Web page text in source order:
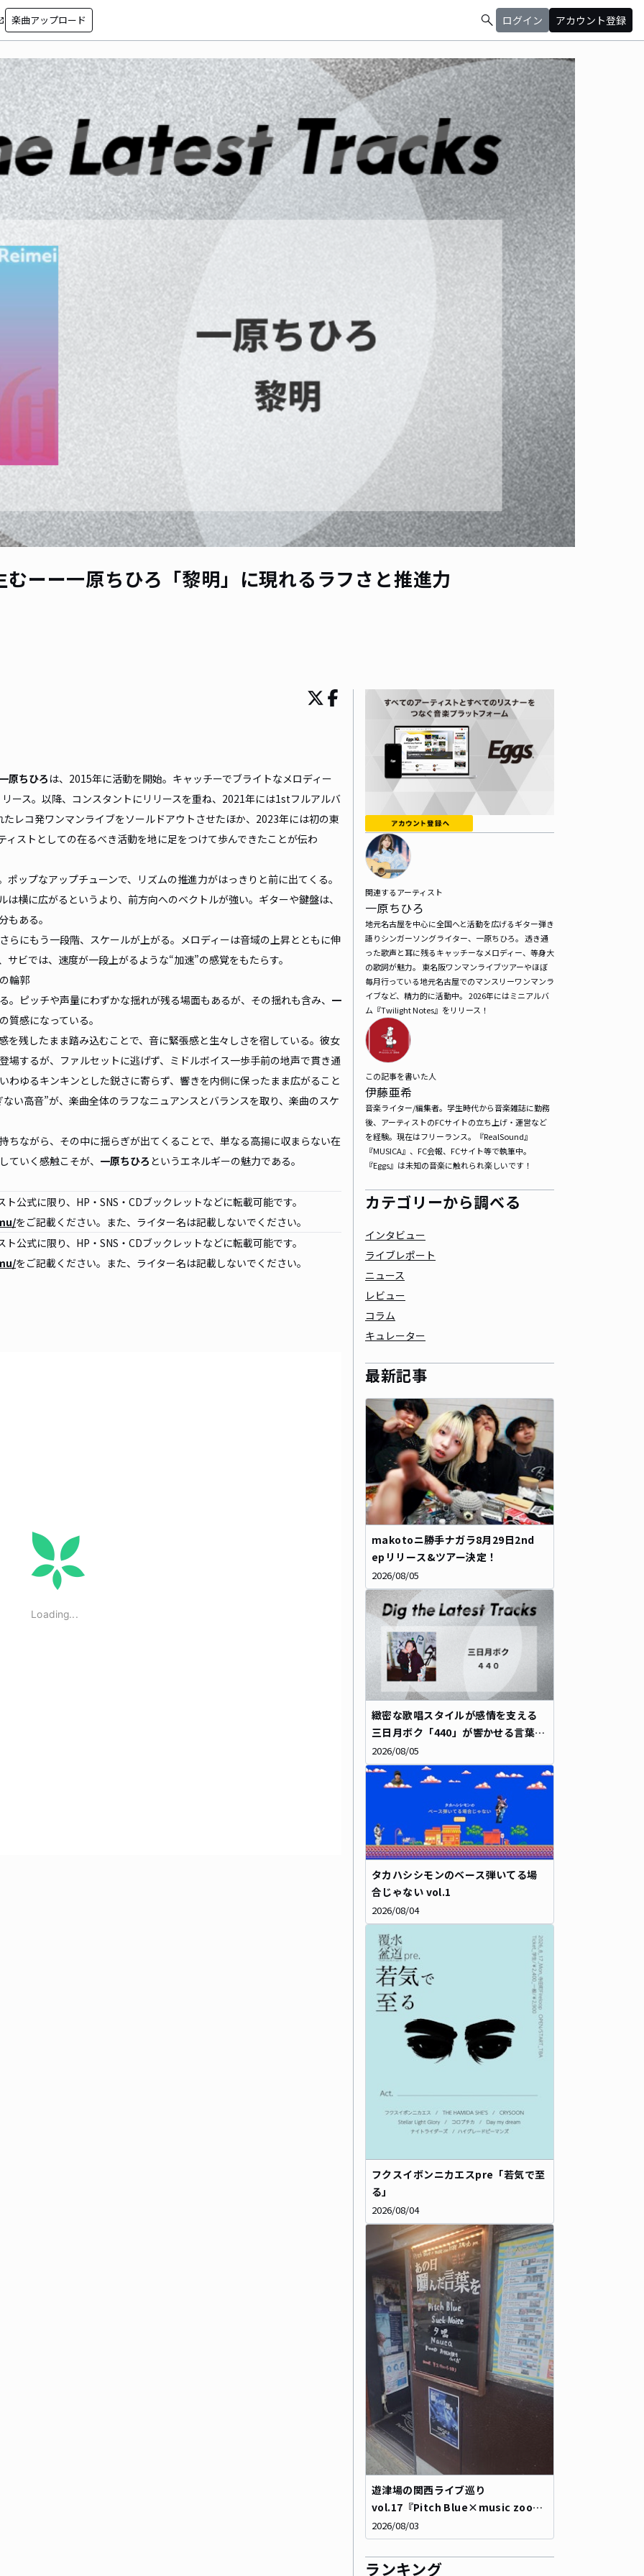
楽曲アップロード search ログイン アカウント登録
ーー一原ちひろ「黎明」に現れるラフさと推進力
原ちひろ は、2015年に活動を開始。キャッチーでブライトなメロディー
ース。以降、コンスタントにリリースを重ね、2021年には1stフルアルバ
レコ発ワンマンライブをソールドアウトさせたほか、2023年には初の東
ストとしての在るべき活動を地に足をつけて歩んできたことが伝わ
ポップなアップチューンで、リズムの推進力がはっきりと前に出てくる。
横に広がるというより、前方向へのベクトルが強い。ギターや鍵盤は、
もある。
らにもう一段階、スケールが上がる。メロディーは音域の上昇とともに伸
ビでは、速度が一段上がるような“加速”の感覚をもたらす。
輪郭
ピッチや声量にわずかな揺れが残る場面もあるが、その揺れも含み、 一
質感になっている。
を残したまま踏み込むことで、音に緊張感と生々しさを宿している。彼女
場するが、ファルセットに逃げず、ミドルボイス一歩手前の地声で貫き通
わゆるキンキンとした鋭さに寄らず、響きを内側に保ったまま広がること
い高音”が、楽曲全体のラフなニュアンスとバランスを取り、楽曲のスケ
ちながら、その中に揺らぎが出てくることで、単なる高揚に収まらない在
ていく感触こそが、 一原ちひろ というエネルギーの魅力である。
公式に限り、HP・SNS・CDブックレットなどに転載可能です。
をご記載ください。また、ライター名は記載しないでください。
公式に限り、HP・SNS・CDブックレットなどに転載可能です。
をご記載ください。また、ライター名は記載しないでください。
関連するアーティスト
一原ちひろ
地元名古屋を中心に全国へと活動を広げるギター弾き
語りシンガーソングライター、一原ちひろ。 透き通
った歌声と耳に残るキャッチーなメロディー、等身大
の歌詞が魅力。 東名阪ワンマンライブツアーやほぼ
毎月行っている地元名古屋でのマンスリーワンマンラ
イブなど、精力的に活動中。 2026年にはミニアルバ
ム『Twilight Notes』をリリース！
この記事を書いた人
伊藤亜希
音楽ライター/編集者。学生時代から音楽雑誌に勤務
後、アーティストのFCサイトの立ち上げ・運営など
を経験。現在はフリーランス。『RealSound』
『MUSICA』、FC会報、FCサイト等で執筆中。
『Eggs』は未知の音楽に触れられ楽しいです！
カテゴリーから調べる
インタビュー
ライブレポート
ニュース
レビュー
コラム
キュレーター
最新記事
makotoニ勝手ナガラ8月29日2nd
epリリース&ツアー決定！
2026/08/05
緻密な歌唱スタイルが感情を支える――
三日月ボク「440」が響かせる言葉の
重み
2026/08/05
タカハシシモンのベース弾いてる場
合じゃない vol.1
2026/08/04
フクスイボンニカエスpre「若気で至
る」
2026/08/04
遊津場の関西ライブ巡り
vol.17『Pitch Blue×music zoo
KOBE 太陽と虎 pre「あの日選んだ言
葉を」』
2026/08/03
ランキング